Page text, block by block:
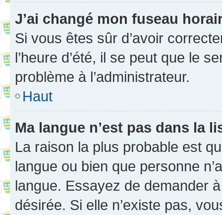
J’ai changé mon fuseau
Si vous êtes sûr d’avoir
l’heure d’été, il se peut que le
problème à l’administrateur.
Haut
Ma langue n’est pas dans la
La raison la plus probable est
langue ou bien que personne
langue. Essayez de demander
désirée. Si elle n’existe pas,